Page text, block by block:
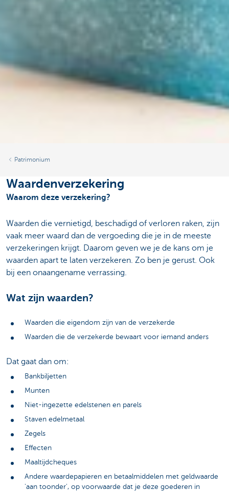
Patrimonium
Waardenverzekering
Waarom deze verzekering?
Waarden die vernietigd, beschadigd of verloren raken, zijn
vaak meer waard dan de vergoeding die je in de meeste
verzekeringen krijgt. Daarom geven we je de kans om je
waarden apart te laten verzekeren. Zo ben je gerust. Ook
bij een onaangename verrassing.
Wat zijn waarden?
Waarden die eigendom zijn van de verzekerde
Waarden die de verzekerde bewaart voor iemand anders
Dat gaat dan om:
Bankbiljetten
Munten
Niet-ingezette edelstenen en parels
Staven edelmetaal
Zegels
Effecten
Maaltijdcheques
Andere waardepapieren en betaalmiddelen met geldwaarde
'aan toonder', op voorwaarde dat je deze goederen in